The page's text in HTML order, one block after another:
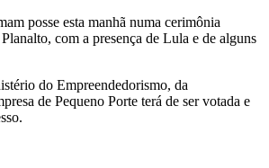
posse esta manhã numa cerimônia
com a presença de Lula e de alguns
do Empreendedorismo, da
de Pequeno Porte terá de ser votada e